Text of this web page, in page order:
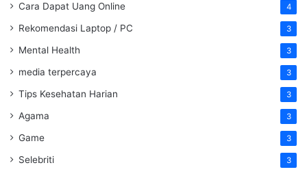
Cara Dapat Uang Online 4
Rekomendasi Laptop / PC 3
Mental Health 3
media terpercaya 3
Tips Kesehatan Harian 3
Agama 3
Game 3
Selebriti 3